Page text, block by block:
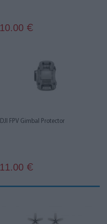
10.00 €
DJI FPV Gimbal Protector
11.00 €